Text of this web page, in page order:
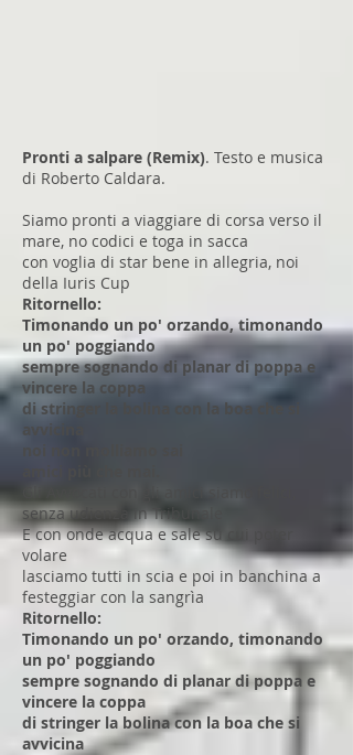
Pronti a salpare (Remix). Testo e musica
di Roberto Caldara.
Siamo pronti a viaggiare di corsa verso il
mare, no codici e toga in sacca
con voglia di star bene in allegria, noi
della Iuris Cup
Ritornello:
Timonando un po' orzando, timonando
un po' poggiando
sempre sognando di planar di poppa e
vincere la coppa
di stringer la bolina con la boa che si
avvicina
noi non molliamo sai
senza udienza in Tribunale
E con onde acqua e sale su cui poter
volare
lasciamo tutti in scia e poi in banchina a
festeggiar con la sangrìa
Ritornello:
Timonando un po' orzando, timonando
un po' poggiando
sempre sognando di planar di poppa e
vincere la coppa
di stringer la bolina con la boa che si
avvicina